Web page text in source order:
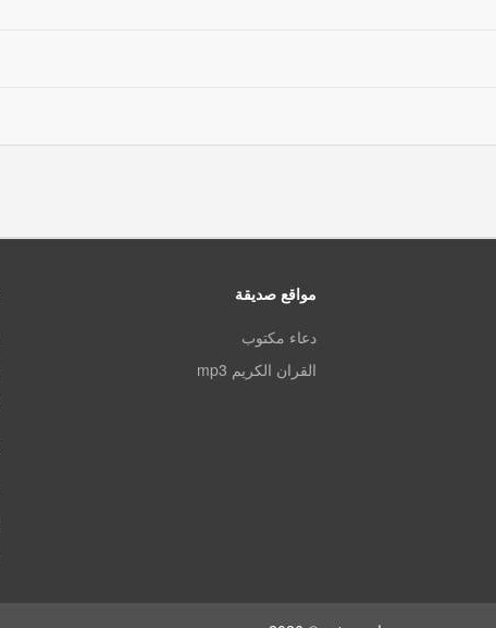
مواقع صديقة
دعاء مكتوب
القران الكريم mp3